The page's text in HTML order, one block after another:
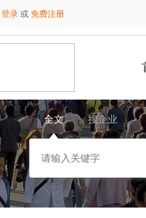
登录 或 免费注册
全文 搜企业